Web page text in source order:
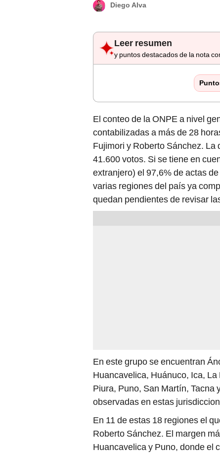
Diego Alva
Leer resumen
y puntos destacados de la nota
El conteo de la ONPE a nivel
contabilizadas a más de 28
Fujimori y Roberto Sánchez.
41.600 votos. Si se tiene en
extranjero) el 97,6% de actas
varias regiones del país ya
quedan pendientes de revisar
En este grupo se encuentran
Huancavelica, Huánuco, Ica,
Piura, Puno, San Martín, Tacna
observadas en estas
En 11 de estas 18 regiones el
Roberto Sánchez. El margen
Huancavelica y Puno, donde el